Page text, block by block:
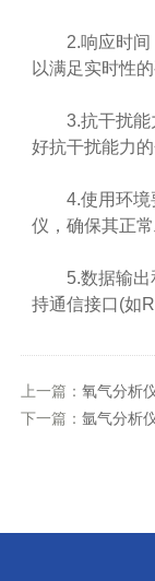
2.响应时间：
以满足实时性
3.抗干扰能力
好抗干扰能力
4.使用环境要
仪，确保其正
5.数据输出和
持通信接口(如
上一篇： 氧气分析
下一篇： 氩气分析